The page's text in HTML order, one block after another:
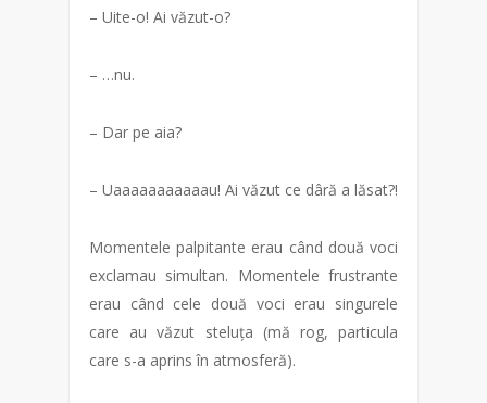
– Uite-o! Ai văzut-o?
– …nu.
– Dar pe aia?
– Uaaaaaaaaaaau! Ai văzut ce dâră a lăsat?!
Momentele palpitante erau când două voci
exclamau simultan. Momentele frustrante
erau când cele două voci erau singurele
care au văzut steluța (mă rog, particula
care s-a aprins în atmosferă).